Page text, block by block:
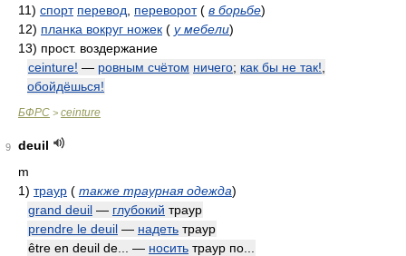
11) спорт перевод переворот ( в борьбе)
12) планка вокруг ножек ( у мебели)
13) прост. воздержание
ceinture! — ровным счётом ничего; как бы не так!
обойдёшься!
БФРС > ceinture
9
deuil
m
1) траур ( также траурная одежда)
grand deuil — глубокий траур
prendre le deuil — надеть траур
être en deuil de... — носить траур по...